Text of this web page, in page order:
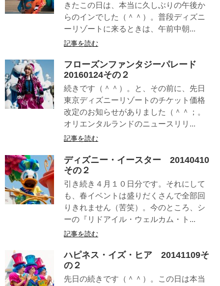
きたこの日は、本当に久しぶりの午後か
らのインでした（＾＾）。普段ディズニ
ーリゾートに来るときは、午前中朝...
記事を読む
フローズンファンタジーパレード
20160124その２
続きです（＾＾）。と、その前に、先日
東京ディズニーリゾートのチケット価格
改定のお知らせがありました（＾＾；。
オリエンタルランドのニュースリリ...
記事を読む
ディズニー・イースター 20140410
その２
引き続き４月１０日分です。それにして
も、春イベントは盛りだくさんで全部回
りきれません（苦笑）。今のところ、シ
ーの『リドアイル・ウェルカム・ト...
記事を読む
ハピネス・イズ・ヒア 20141109そ
の２
先日の続きです（＾＾）。この日は本当